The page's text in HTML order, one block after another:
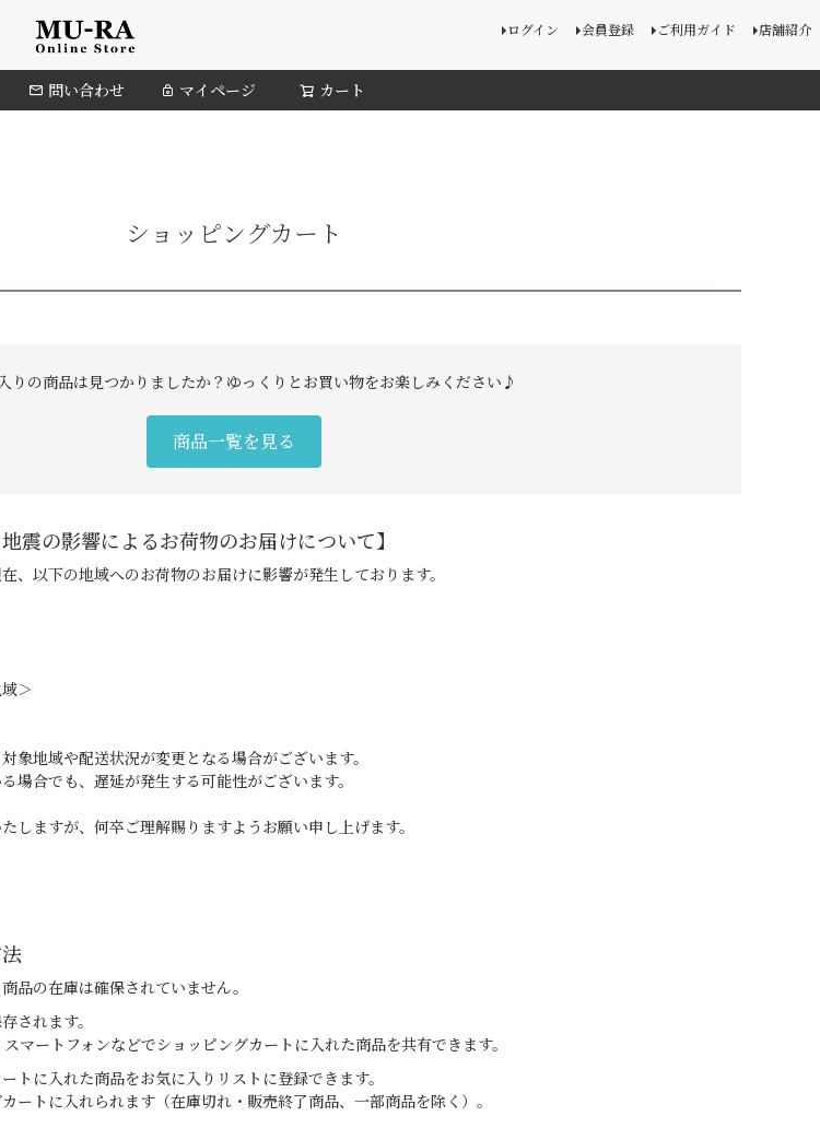
ログイン 会員登録 ご利用ガイド 店舗紹介
問い合わせ マイページ カート
ショッピングカート
りの商品は見つかりましたか？ゆっくりとお買い物をお楽しみください♪
商品一覧を見る
震の影響によるお荷物のお届けについて】
、以下の地域へのお荷物のお届けに影響が発生しております。
＞
象地域や配送状況が変更となる場合がございます。
場合でも、遅延が発生する可能性がございます。
しますが、何卒ご理解賜りますようお願い申し上げます。
品の在庫は確保されていません。
されます。
マートフォンなどでショッピングカートに入れた商品を共有できます。
トに入れた商品をお気に入りリストに登録できます。
ートに入れられます（在庫切れ・販売終了商品、一部商品を除く）。